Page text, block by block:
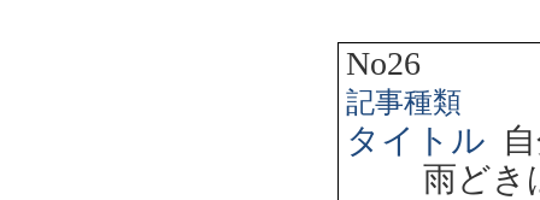
No26
記事種類
タイトル
雨ど